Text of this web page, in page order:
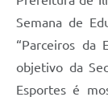
Semana de
“Parceiros da
objetivo da
Esportes é